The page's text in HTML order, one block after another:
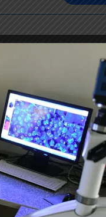
sütiket
sorolt sütiket a
féltől
és
hogy
egy ritka és
is kapott, a
így
keretében
Az
Riport
kombinációs